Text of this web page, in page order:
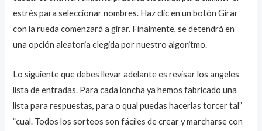
estrés para seleccionar nombres. Haz clic en un botón Girar
con la rueda comenzará a girar. Finalmente, se detendrá en
una opción aleatoria elegida por nuestro algoritmo.
Lo siguiente que debes llevar adelante es revisar los angeles
lista de entradas. Para cada loncha ya hemos fabricado una
lista para respuestas, para o qual puedas hacerlas torcer tal”
“cual. Todos los sorteos son fáciles de crear y marcharse con